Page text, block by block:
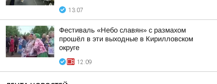
13:07
Фестиваль «Небо славян» с размахом
прошёл в эти выходные в Кирилловском
округе
12:09